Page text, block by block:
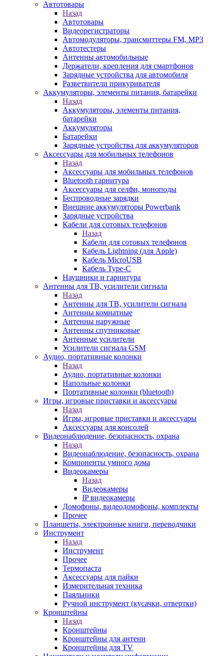
Автотовары
Назад
Автотовары
Видеорегистраторы
Автомодуляторы, трансмиттеры FM, MP3
Автотестеры
Антенны автомобильные
Держатели, крепления для смартфонов
Зарядные устройства для автомобиля
Разветвители прикуривателя
Аккумуляторы, элементы питания, батарейки
Назад
Аккумуляторы, элементы питания,
батарейки
Аккумуляторы
Батарейки
Зарядные устройства для аккумуляторов
Аксессуары для мобильных телефонов
Назад
Аксессуары для мобильных телефонов
Bluetooth гарнитура
Аксессуары для селфи, моноподы
Беспроводные зарядки
Внешние аккумуляторы Powerbank
Зарядные устройства
Кабели для сотовых телефонов
Назад
Кабели для сотовых телефонов
Кабель Lightning (для Apple)
Кабель MicroUSB
Кабель Type-C
Наушники и гарнитура
Антенны для ТВ, усилители сигнала
Назад
Антенны для ТВ, усилители сигнала
Антенны комнатные
Антенны наружные
Антенны спутниковые
Антенные усилители
Усилители сигнала GSM
Аудио, портативные колонки
Назад
Аудио, портативные колонки
Напольные колонки
Портативные колонки (bluetooth)
Игры, игровые приставки и аксессуары
Назад
Игры, игровые приставки и аксессуары
Аксессуары для консолей
Видеонаблюдение, безопасность, охрана
Назад
Видеонаблюдение, безопасность, охрана
Компоненты умного дома
Видеокамеры
Назад
Видеокамеры
IP видеокамеры
Домофоны, видеодомофоны, комплекты
Прочее
Планшеты, электронные книги, переводчики
Инструмент
Назад
Инструмент
Прочее
Термопаста
Аксессуары для пайки
Измерительная техника
Паяльники
Ручной инструмент (кусачки, отвертки)
Кронштейны
Назад
Кронштейны
Кронштейны для антенн
Кронштейны для TV